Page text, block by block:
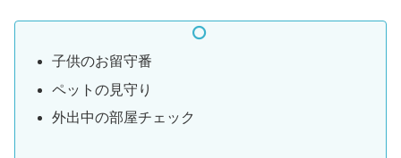
子供のお留守番
ペットの見守り
外出中の部屋チェック